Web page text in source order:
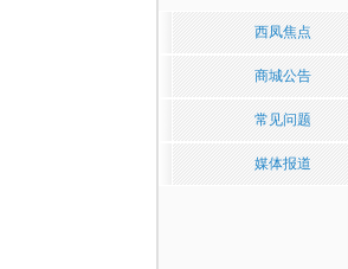
西凤焦点
商城公告
常见问题
媒体报道